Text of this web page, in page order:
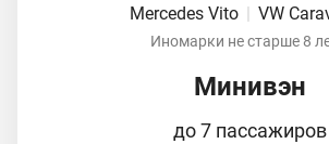
Mercedes Vito VW
Иномарки не старше 8
Минивэн
до 7 пассажиров